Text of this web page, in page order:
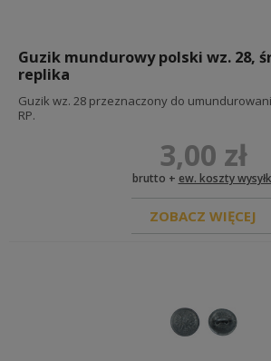
Guzik mundurowy polski wz. 28,
replika
Guzik wz. 28 przeznaczony do
RP.
3,00 zł
brutto + ew. koszty
ZOBACZ WIĘCEJ